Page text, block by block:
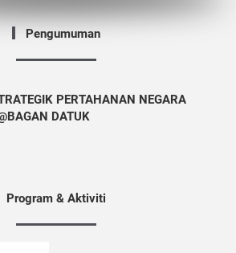
Pengumuman
PERTAHANAN NEGARA
DATUK
Program & Aktiviti